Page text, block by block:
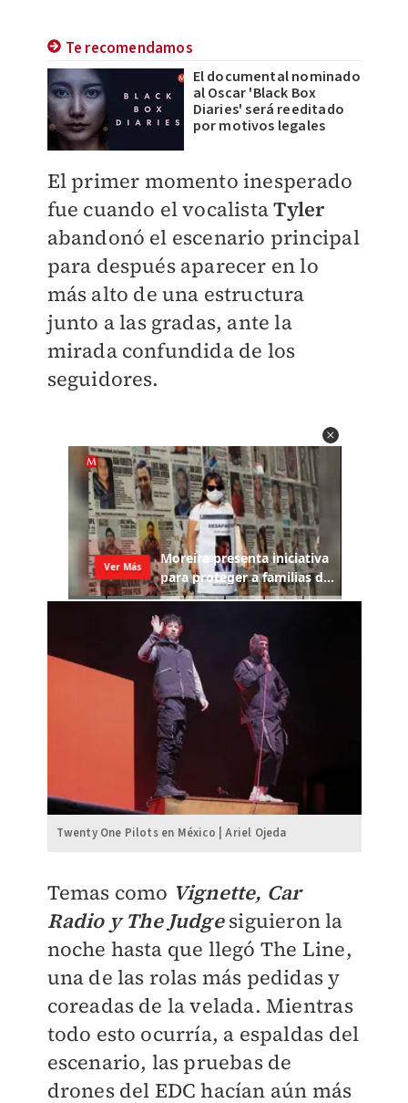
Te recomendamos
El documental nominado
al Oscar 'Black Box
Diaries' será reeditado
por motivos legales
El primer momento inesperado
fue cuando el vocalistaTyler
abandonó el escenario principal
para después aparecer en lo
más alto de una estructura
junto a las gradas, ante la
mirada confundida de los
seguidores.
Twenty One Pilots en México | Ariel Ojeda
Temas como Vignette, Car
Radio y The Judgesiguieron la
noche hasta que llegó The Line,
una de las rolas más pedidas y
coreadas de la velada. Mientras
todo esto ocurría, a espaldas del
escenario, las pruebas de
drones del EDC hacían aún más